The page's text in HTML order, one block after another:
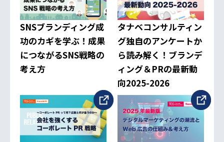
SNSブランディング成
功のカギを学ぶ！成果
につながるSNS戦略の
考え方
タナベコンサルティン
グ独自のアンケートか
ら読み解く！ブランデ
ィング＆PRの最新動
向2025-2026